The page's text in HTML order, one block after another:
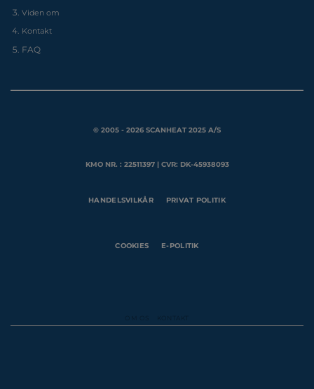
Viden om
Kontakt
FAQ
© 2005 - 2026 SCANHEAT 2025 A/S
KMO NR. : 22511397 | CVR: DK-45938093
HANDELSVILKÅR PRIVAT POLITIK
COOKIES E-POLITIK
OM OS KONTAKT